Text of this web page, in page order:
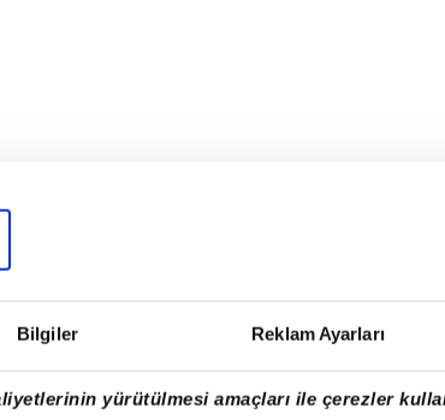
Bilgiler Reklam Ayarları
yürütülmesi amaçları ile çerezler